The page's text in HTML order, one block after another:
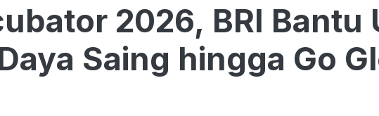
2026, BRI Bantu
Saing hingga Go